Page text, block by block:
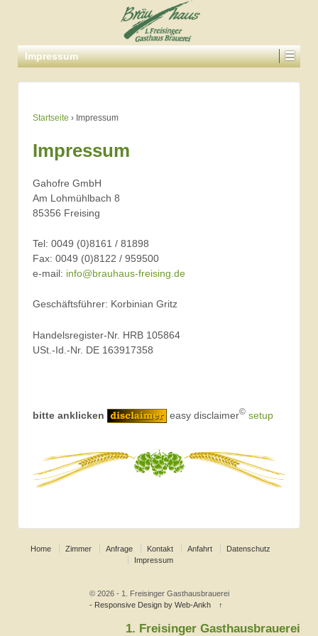
Impressum
Startseite › Impressum
Impressum
Gahofre GmbH
Am Lohmühlbach 8
85356 Freising
Tel: 0049 (0)8161 / 81898
Fax: 0049 (0)8122 / 959500
e-mail: info@brauhaus-freising.de
Geschäftsführer: Korbinian Gritz
Handelsregister-Nr. HRB 105864
USt.-Id.-Nr. DE 163917358
bitte anklicken easy disclaimer© setup
Home Zimmer Anfrage Kontakt Anfahrt
Datenschutz
Impressum
© 2026 - 1. Freisinger Gasthausbrauerei
- Responsive Design by Web-Ankh
↑
1. Freisinger Gasthausbrauerei